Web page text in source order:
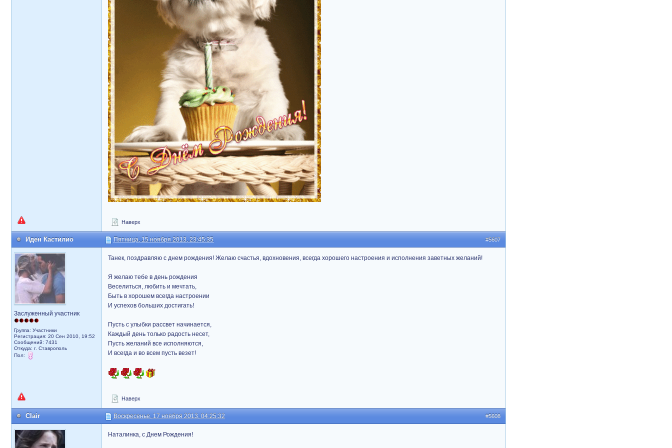
Наверх
#5607
Иден Кастилио Пятница, 15 ноября 2013, 23:45:35
Заслуженный участник
Группа: Участники
Регистрация: 20 Сен 2010, 19:52
Сообщений: 7431
Откуда: г. Ставрополь
Пол:
Танек, поздравляю с днем рождения! Желаю счастья, вдохновения, всегда хорошего настроения и исполнения заветных желаний!
Я желаю тебе в день рождения
Веселиться, любить и мечтать,
Быть в хорошем всегда настроении
И успехов больших достигать!
Пусть с улыбки рассвет начинается,
Каждый день только радость несет,
Пусть желаний все исполняются,
И всегда и во всем пусть везет!
Наверх
#5608
Clair Воскресенье, 17 ноября 2013, 04:25:32
Наталинка, с Днем Рождения!